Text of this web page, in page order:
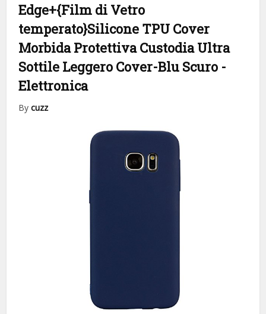
Edge+{Film di Vetro
temperato}Silicone TPU Cover
Morbida Protettiva Custodia Ultra
Sottile Leggero Cover-Blu Scuro -
Elettronica
Bycuzz